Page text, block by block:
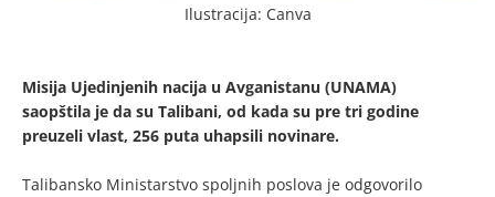
Ilustracija: Canva
Misija Ujedinjenih nacija u Avganistanu (UNAMA)
saopštila je da su Talibani, od kada su pre tri godine
preuzeli vlast, 256 puta uhapsili novinare.
Talibansko Ministarstvo spoljnih poslova je odgovorilo